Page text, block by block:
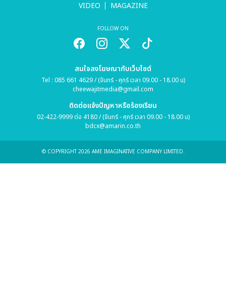
VIDEO
MAGAZINE
FOLLOW ON
สนใจลงโฆษณากับเว็บไซต์
Tel : 085 661 4629 / (จันทร์ - ศุกร์ เวลา 09.00 - 18.00 น)
cheewajitmedia@gmail.com
ติดต่อแจ้งปัญหาหรือร้องเรียน
02-422-9999 ต่อ 4180 / (จันทร์ - ศุกร์ เวลา 09.00 - 18.00 น)
bdcx@amarin.co.th
© COPYRIGHT 2026 AME IMAGINATIVE COMPANY LIMITED.